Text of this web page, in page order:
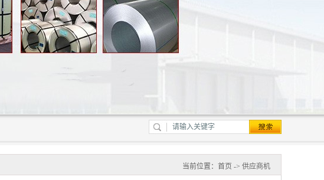
当前位置： 首页 -> 供应商机